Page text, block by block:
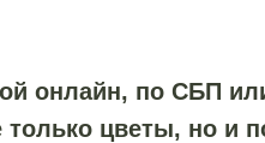
онлайн, по СБП
цветы, но и